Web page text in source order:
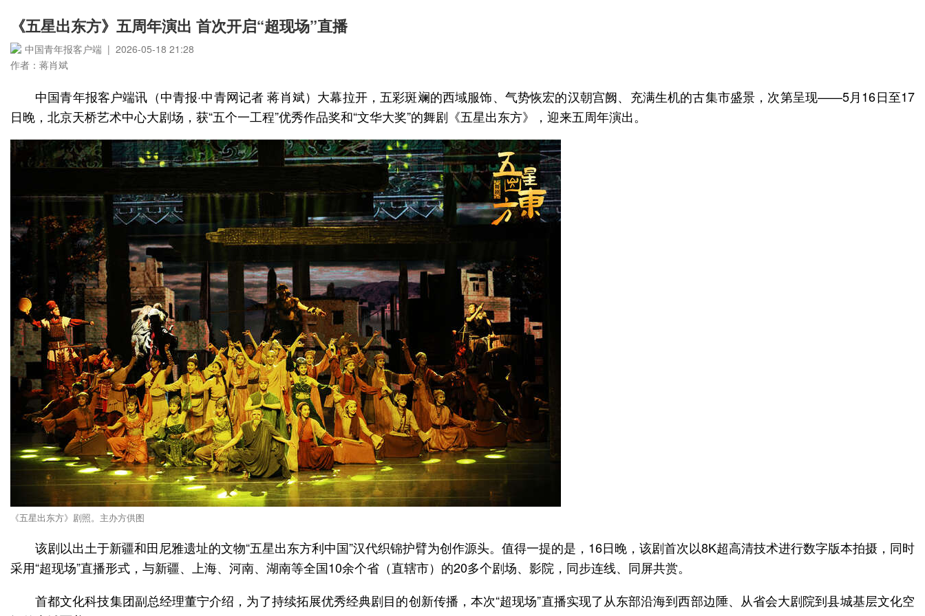
《五星出东方》五周年演出 首次开启“超现场”直播
中国青年报客户端 | 2026-05-18 21:28
作者：蒋肖斌
中国青年报客户端讯（中青报·中青网记者 蒋肖斌）大幕拉开，五彩斑斓的西域服饰、气势恢宏的汉朝宫阙、充满生机的古集市盛景，次第呈现——5月16日至17
日晚，北京天桥艺术中心大剧场，获“五个一工程”优秀作品奖和“文华大奖”的舞剧《五星出东方》，迎来五周年演出。
《五星出东方》剧照。主办方供图
该剧以出土于新疆和田尼雅遗址的文物“五星出东方利中国”汉代织锦护臂为创作源头。值得一提的是，16日晚，该剧首次以8K超高清技术进行数字版本拍摄，同时
采用“超现场”直播形式，与新疆、上海、河南、湖南等全国10余个省（直辖市）的20多个剧场、影院，同步连线、同屏共赏。
首都文化科技集团副总经理董宁介绍，为了持续拓展优秀经典剧目的创新传播，本次“超现场”直播实现了从东部沿海到西部边陲、从省会大剧院到县城基层文化空